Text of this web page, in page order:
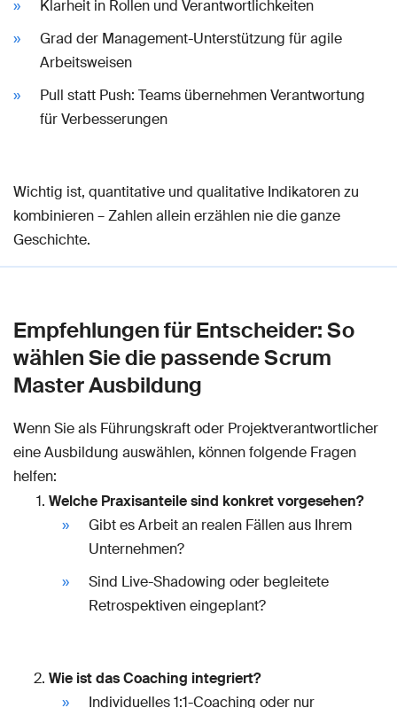
Klarheit in Rollen und Verantwortlichkeiten
Grad der Management-Unterstützung für agile
Arbeitsweisen
Pull statt Push: Teams übernehmen Verantwortung
für Verbesserungen
Wichtig ist, quantitative und qualitative Indikatoren zu
kombinieren – Zahlen allein erzählen nie die ganze
Geschichte.
Empfehlungen für Entscheider: So
wählen Sie die passende Scrum
Master Ausbildung
Wenn Sie als Führungskraft oder Projektverantwortlicher
eine Ausbildung auswählen, können folgende Fragen
helfen:
Welche Praxisanteile sind konkret vorgesehen?
Gibt es Arbeit an realen Fällen aus Ihrem
Unternehmen?
Sind Live-Shadowing oder begleitete
Retrospektiven eingeplant?
Wie ist das Coaching integriert?
Individuelles 1:1-Coaching oder nur